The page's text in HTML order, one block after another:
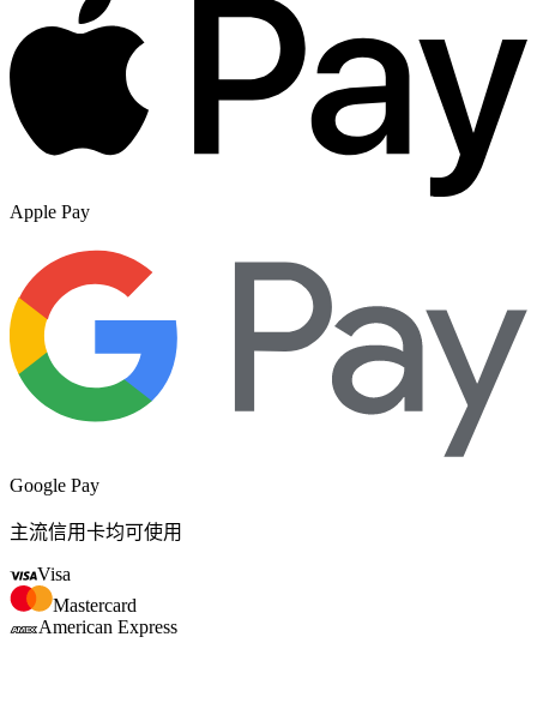
Apple Pay
Google Pay
主流信用卡均可使用
Visa
Mastercard
American Express